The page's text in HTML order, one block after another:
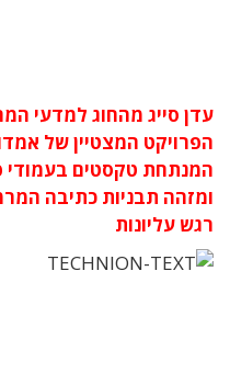
עדן סייג מהחוג למדעי
הפרויקט המצטיין של
המנתחת טקסטים בעמודי
ומזהה תבניות כתיבה
רגש עליונות